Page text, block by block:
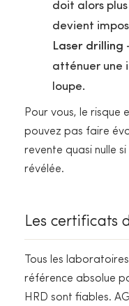
doit alors
devient
Laser drilling
atténuer une
loupe.
Pour vous, le risque
pouvez pas faire
revente quasi nulle
révélée.
Les certificats
Tous les
référence absolue
HRD sont fiables.